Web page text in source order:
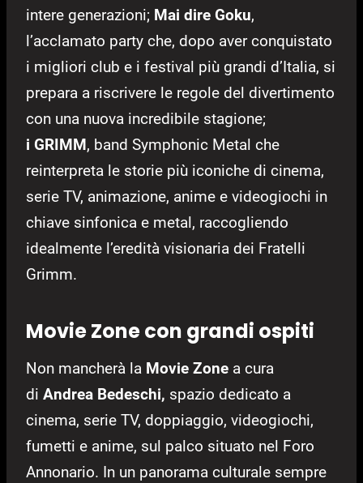
intere generazioni; Mai dire Goku,
l’acclamato party che, dopo aver conquistato
i migliori club e i festival più grandi d’Italia, si
prepara a riscrivere le regole del divertimento
con una nuova incredibile stagione;
i GRIMM, band Symphonic Metal che
reinterpreta le storie più iconiche di cinema,
serie TV, animazione, anime e videogiochi in
chiave sinfonica e metal, raccogliendo
idealmente l’eredità visionaria dei Fratelli
Grimm.
Movie Zone con grandi ospiti
Non mancherà la Movie Zone a cura
di Andrea Bedeschi, spazio dedicato a
cinema, serie TV, doppiaggio, videogiochi,
fumetti e anime, sul palco situato nel Foro
Annonario. In un panorama culturale sempre